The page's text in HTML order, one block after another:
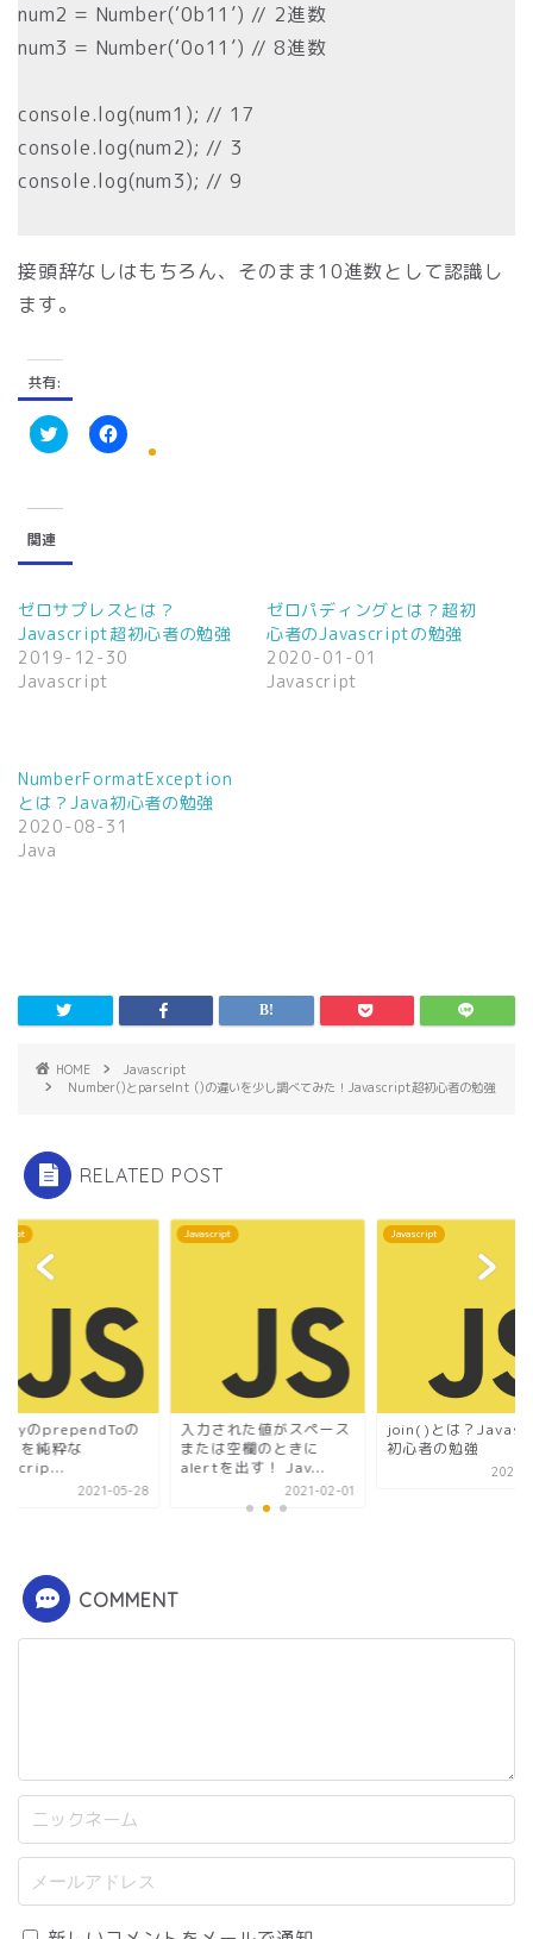
num2 = Number(‘0b11’) // 2進数
num3 = Number(‘0o11’) // 8進数
console.log(num1); // 17
console.log(num2); // 3
console.log(num3); // 9
接頭辞なしはもちろん、そのまま10進数として認識し
ます。
共有:
ク
し
て
T
w
t
e
r
で
共
有
ィ
ン
ド
ウ
で
開
F
有
す
る
に
は
ク
く
だ
さ
い
開
ま
関連
ゼロサプレスとは？
Javascript超初心者の勉強
2019-12-30
Javascript
ゼロパディングとは？超初
心者のJavascriptの勉強
2020-01-01
Javascript
NumberFormatException
とは？Java初心者の勉強
2020-08-31
Java
HOME
Javascript
Number()とparseInt ()の違いを少し調べてみた！Javascript超初心者の勉強
RELATED POST
のprependToの
りを純粋な
2021-05-28
Javascript
入力された値がスペース
または空欄のときに
alertを出す！ Jav...
2021-02-01
Javascript
join()とは？
初心者の勉強
2020-
COMMENT